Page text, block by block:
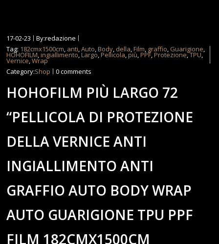
17-02-23
By:redazione
Tag: 182cmx1500cm, anti,Auto,Body, della,Film, graffio, Guarigione,
HOHOFILM,ingiallimento,Largo,Pellicola,più,PPF,Protezione,TPU,
Vernice,Wrap
Category:Shop 0 comments
HOHOFILM PIÙ LARGO 72
“PELLICOLA DI PROTEZIONE
DELLA VERNICE ANTI
INGIALLIMENTO ANTI
GRAFFIO AUTO BODY WRAP
AUTO GUARIGIONE TPU PPF
FILM 182CMX1500CM